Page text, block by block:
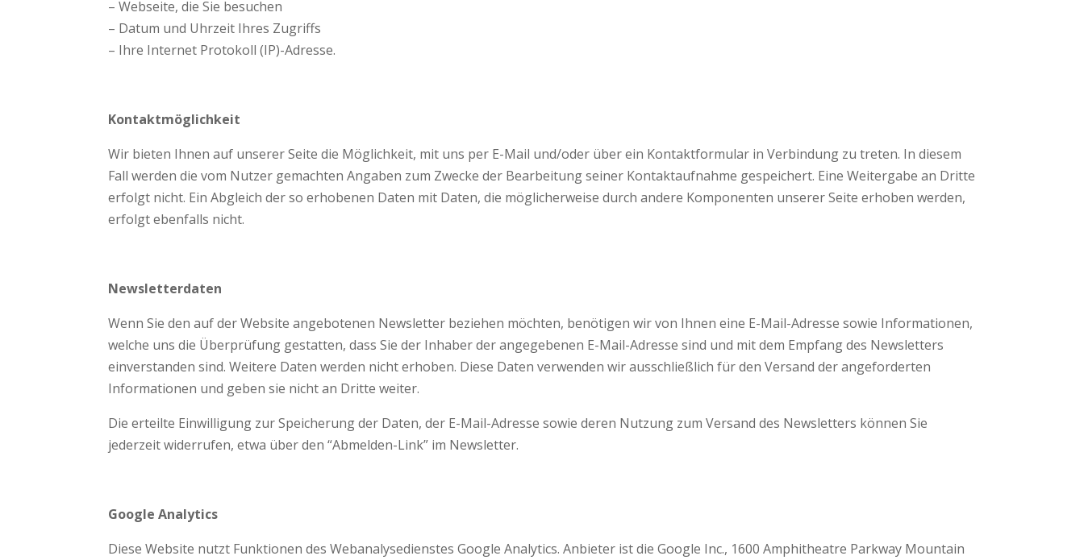
– Webseite, die Sie besuchen
– Datum und Uhrzeit Ihres Zugriffs
– Ihre Internet Protokoll (IP)-Adresse.
Kontaktmöglichkeit
Wir bieten Ihnen auf unserer Seite die Möglichkeit, mit uns per E-Mail und/oder über ein Kontaktformular in Verbindung zu treten. In diesem
Fall werden die vom Nutzer gemachten Angaben zum Zwecke der Bearbeitung seiner Kontaktaufnahme gespeichert. Eine Weitergabe an Dritte
erfolgt nicht. Ein Abgleich der so erhobenen Daten mit Daten, die möglicherweise durch andere Komponenten unserer Seite erhoben werden,
erfolgt ebenfalls nicht.
Newsletterdaten
Wenn Sie den auf der Website angebotenen Newsletter beziehen möchten, benötigen wir von Ihnen eine E-Mail-Adresse sowie Informationen,
welche uns die Überprüfung gestatten, dass Sie der Inhaber der angegebenen E-Mail-Adresse sind und mit dem Empfang des Newsletters
einverstanden sind. Weitere Daten werden nicht erhoben. Diese Daten verwenden wir ausschließlich für den Versand der angeforderten
Informationen und geben sie nicht an Dritte weiter.
Die erteilte Einwilligung zur Speicherung der Daten, der E-Mail-Adresse sowie deren Nutzung zum Versand des Newsletters können Sie
jederzeit widerrufen, etwa über den “Abmelden-Link” im Newsletter.
Google Analytics
Diese Website nutzt Funktionen des Webanalysedienstes Google Analytics. Anbieter ist die Google Inc., 1600 Amphitheatre Parkway Mountain